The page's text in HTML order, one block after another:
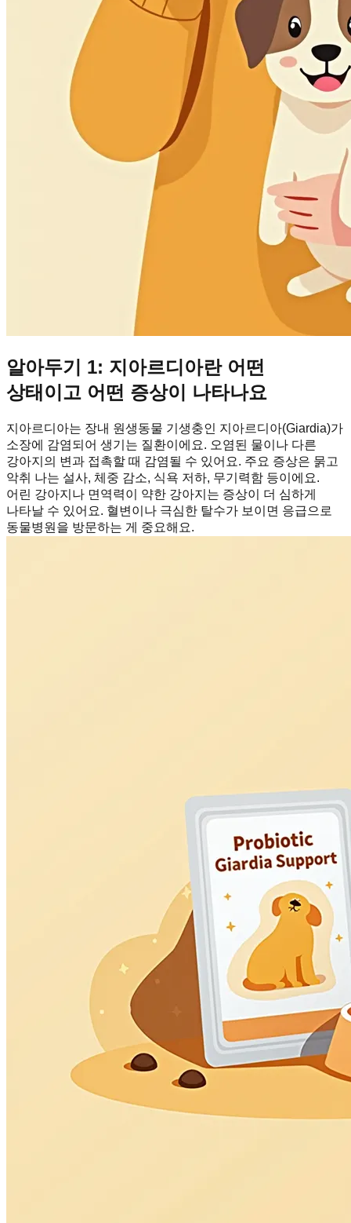
알아두기 1: 지아르디아란 어떤
상태이고 어떤 증상이 나타나요
지아르디아는 장내 원생동물 기생충인 지아르디아(Giardia)가
소장에 감염되어 생기는 질환이에요. 오염된 물이나 다른
강아지의 변과 접촉할 때 감염될 수 있어요. 주요 증상은 묽고
악취 나는 설사, 체중 감소, 식욕 저하, 무기력함 등이에요.
어린 강아지나 면역력이 약한 강아지는 증상이 더 심하게
나타날 수 있어요. 혈변이나 극심한 탈수가 보이면 응급으로
동물병원을 방문하는 게 중요해요.